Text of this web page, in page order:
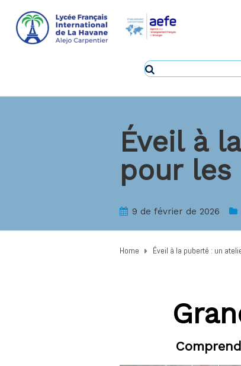
Éveil à
pour les
9 de février de 2026
Home Éveil à la puberté : un